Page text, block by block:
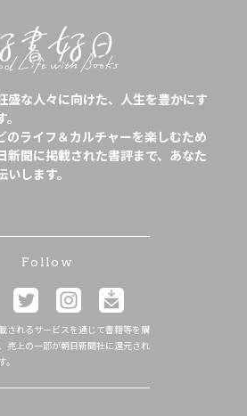
盛な人々に向けた、人生を豊かにす
のライフ＆カルチャーを楽しむため
新聞に掲載された書評まで、あなた
します。
Follow
されるサービスを通じて書籍等を購
売上の一部が朝日新聞社に還元され